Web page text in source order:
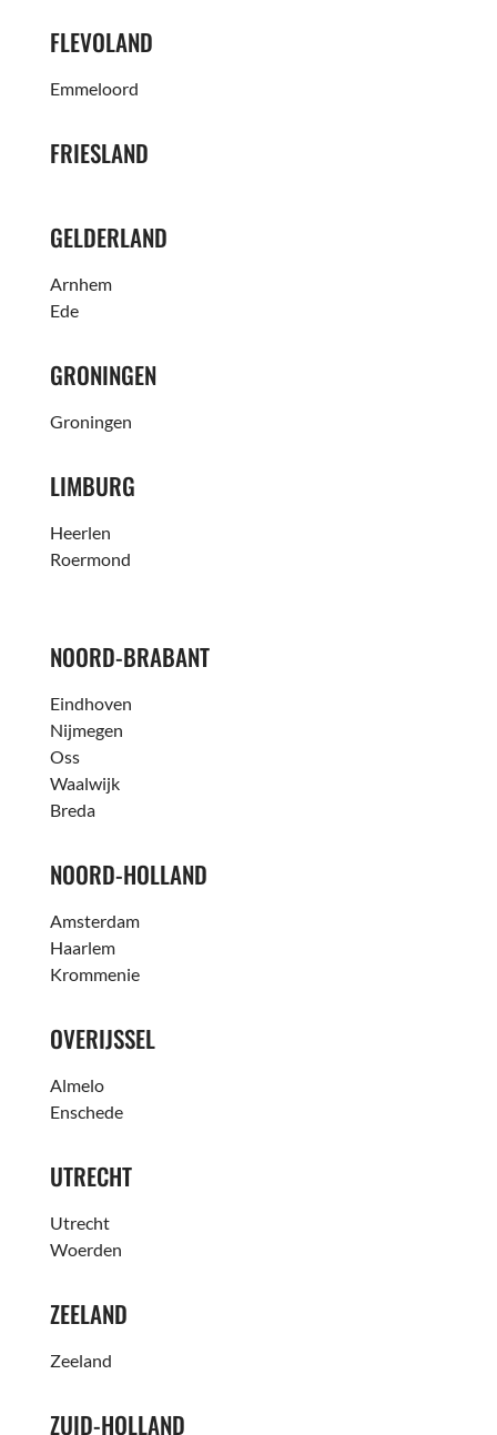
FLEVOLAND
Emmeloord
FRIESLAND
GELDERLAND
Arnhem
Ede
GRONINGEN
Groningen
LIMBURG
Heerlen
Roermond
NOORD-BRABANT
Eindhoven
Nijmegen
Oss
Waalwijk
Breda
NOORD-HOLLAND
Amsterdam
Haarlem
Krommenie
OVERIJSSEL
Almelo
Enschede
UTRECHT
Utrecht
Woerden
ZEELAND
Zeeland
ZUID-HOLLAND